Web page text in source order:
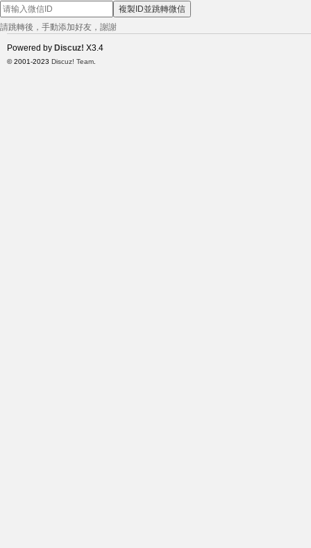
複製ID並跳轉微信
請跳轉後，手動添加好友，謝謝
Powered by Discuz! X3.4
© 2001-2023 Discuz! Team